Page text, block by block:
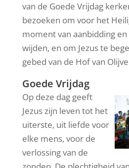
van de Goede Vrijdag
bezoeken om voor het
moment van aanbidding
wijden, en om Jezus te
gebed van de Hof van
Goede Vrijdag
Op deze dag geeft
Jezus zijn leven tot het
uiterste, uit liefde voor
elke mens, voor de
verlossing van de